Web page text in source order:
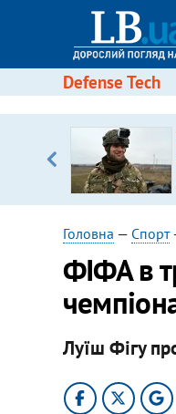
Defense Tech
Головна — Спорт
ФІФА в
Луїш Фігу